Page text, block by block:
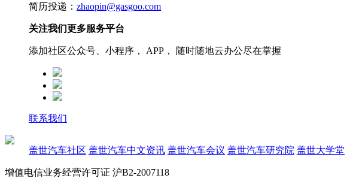
简历投递： zhaopin@gasgoo.com
关注我们更多服务平台
添加社区公众号、小程序， APP， 随时随地云办公尽在掌握
联系我们
盖世汽车社区 盖世汽车中文资讯 盖世汽车会议 盖世汽车研究院 盖世大学堂
增值电信业务经营许可证 沪B2-2007118